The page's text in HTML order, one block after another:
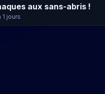
aux sans-abris !
1 jours